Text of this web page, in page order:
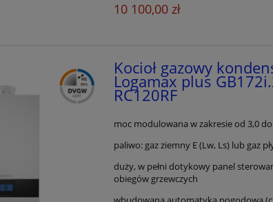
10 100,00 zł
Kocioł gazowy
Logamax plus
RC120RF
moc modulowana w zakresie od 3,0
paliwo: gaz ziemny E (Lw, Ls) lub gaz
duży, w pełni dotykowy panel
obiegów grzewczych